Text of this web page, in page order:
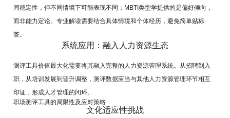
间稳定性，但不同情境下可能表现不同；MBTI类型学提供的是偏好倾向，
而非能力定论。专业解读需要结合具体情境和个体经历，避免简单贴标
签。
系统应用：融入人力资源生态
测评工具价值最大化需要将其融入完整的人力资源管理系统。从招聘到入
职，从培训发展到晋升调整，测评数据应当与其他人力资源管理环节相互
印证，形成人才管理的闭环。
职场测评工具的局限性及应对策略
文化适应性挑战